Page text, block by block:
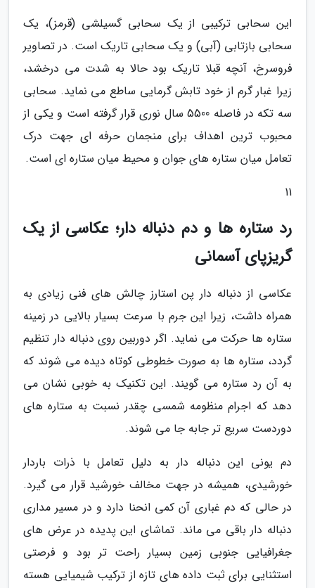
این سحابی ترکیبی از یک سحابی گسیلشی (قرمز)، یک
سحابی بازتابی (آبی) و یک سحابی تاریک است. در تصاویر
فروسرخ، آنچه قبلا تاریک بود حالا به شدت می درخشد،
زیرا غبار گرم از خود تابش گرمایی ساطع می نماید. سحابی
سه تکه در فاصله 5500 سال نوری قرار گرفته است و یکی از
محبوب ترین اهداف برای منجمان حرفه ای جهت درک
تعامل میان ستاره های جوان و محیط میان ستاره ای است.
11
رد ستاره ها و دم دنباله دار؛ عکاسی از یک
گریزپای آسمانی
عکاسی از دنباله دار پن استارز چالش های فنی زیادی به
همراه داشت، زیرا این جرم با سرعت بسیار بالایی در زمینه
ستاره ها حرکت می نماید. اگر دوربین روی دنباله دار تنظیم
گردد، ستاره ها به صورت خطوطی کوتاه دیده می شوند که
به آن رد ستاره می گویند. این تکنیک به خوبی نشان می
دهد که اجرام منظومه شمسی چقدر نسبت به ستاره های
دوردست سریع تر جابه جا می شوند.
دم یونی این دنباله دار به دلیل تعامل با ذرات باردار
خورشیدی، همیشه در جهت مخالف خورشید قرار می گیرد.
در حالی که دم غباری آن کمی انحنا دارد و در مسیر مداری
دنباله دار باقی می ماند. تماشای این پدیده در عرض های
جغرافیایی جنوبی زمین بسیار راحت تر بود و فرصتی
استثنایی برای ثبت داده های تازه از ترکیب شیمیایی هسته